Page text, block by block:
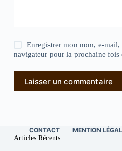
Enregistrer mon nom, e-mail,
navigateur pour la prochaine fois
Laisser un commentaire
CONTACT MENTION
Articles Récents